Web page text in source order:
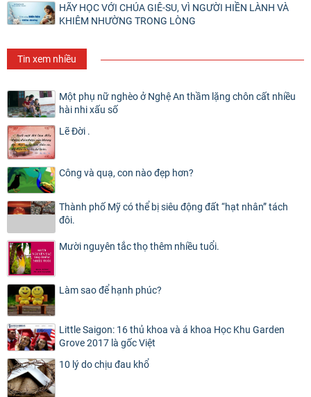
HÃY HỌC VỚI CHÚA GIÊ-SU, VÌ NGƯỜI HIỀN LÀNH VÀ
KHIÊM NHƯỜNG TRONG LÒNG
Tin xem nhiều
Một phụ nữ nghèo ở Nghệ An thầm lặng chôn cất nhiều
hài nhi xấu số
Lẽ Đời .
Công và quạ, con nào đẹp hơn?
Thành phố Mỹ có thể bị siêu động đất “hạt nhân” tách
đôi.
Mười nguyên tắc thọ thêm nhiều tuổi.
Làm sao để hạnh phúc?
Little Saigon: 16 thủ khoa và á khoa Học Khu Garden
Grove 2017 là gốc Việt
10 lý do chịu đau khổ